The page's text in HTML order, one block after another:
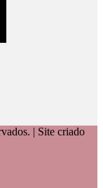
| Site criado